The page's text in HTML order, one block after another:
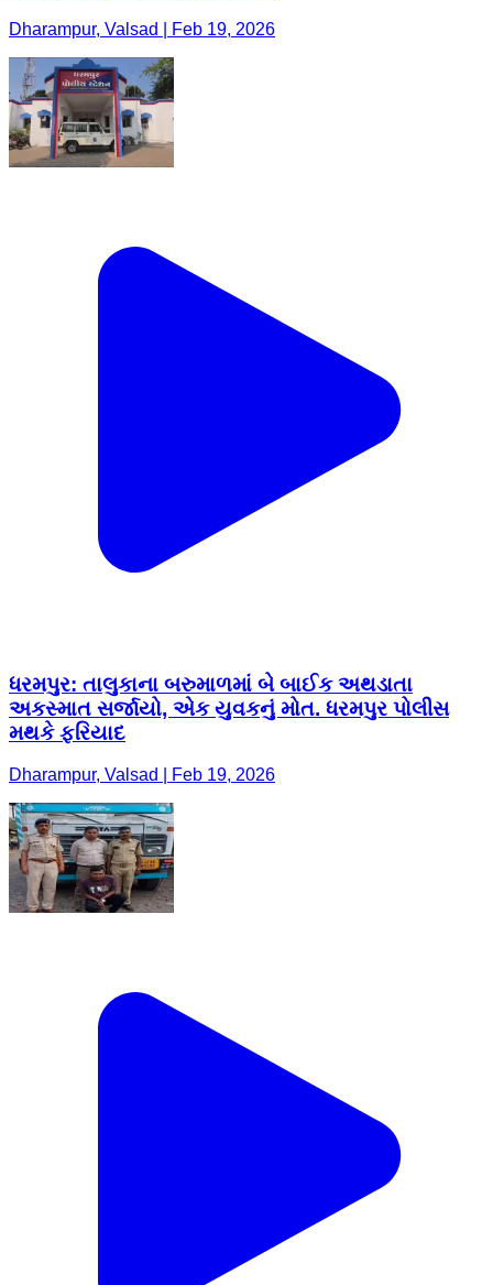
Dharampur, Valsad | Feb 19, 2026
ધરમપુર: તાલુકાના બરુમાળમાં બે બાઈક અથડાતા
અકસ્માત સર્જાયો, એક યુવકનું મોત. ધરમપુર પોલીસ
મથકે ફરિયાદ
Dharampur, Valsad | Feb 19, 2026